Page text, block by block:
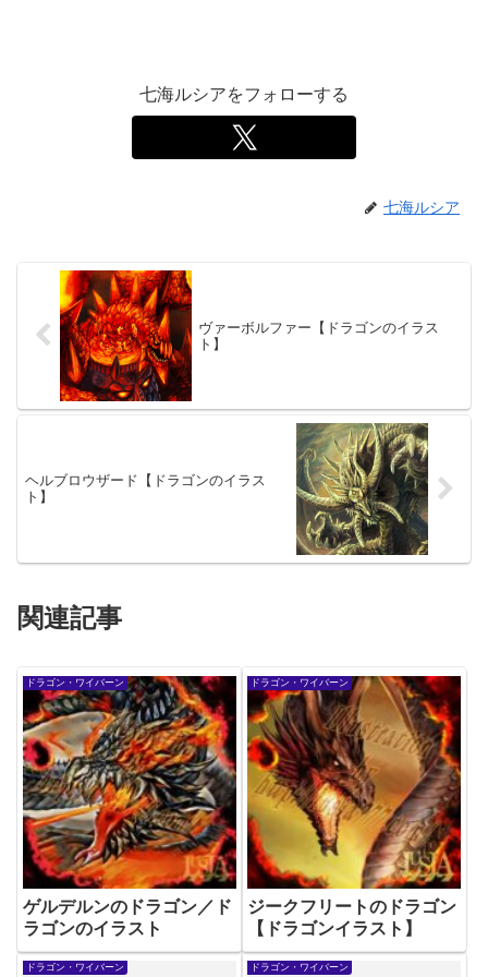
七海ルシアをフォローする
七海ルシア
ヴァーボルファー【ドラゴンのイラス
ト】
ヘルブロウザード【ドラゴンのイラス
ト】
関連記事
ドラゴン・ワイバーン
ゲルデルンのドラゴン／ド
ラゴンのイラスト
ドラゴン・ワイバーン
ジークフリートのドラゴン
【ドラゴンイラスト】
ドラゴン・ワイバーン ドラゴン・ワイバーン